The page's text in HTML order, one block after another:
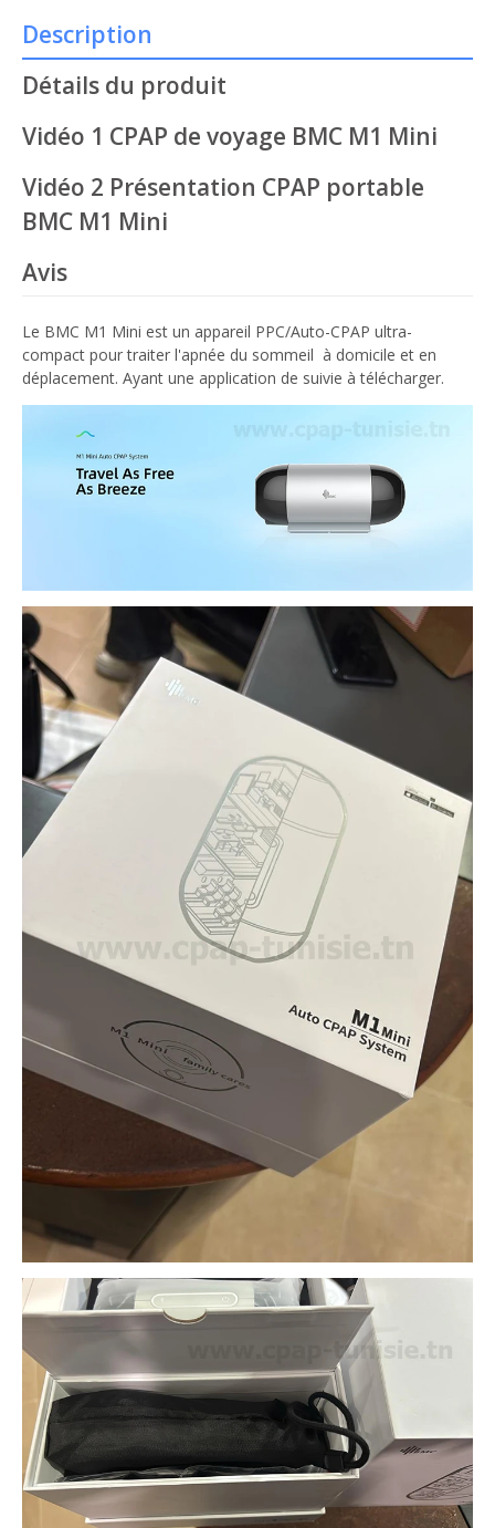
Description
Détails du produit
Vidéo 1 CPAP de voyage BMC M1 Mini
Vidéo 2 Présentation CPAP portable
BMC M1 Mini
Avis
Le BMC M1 Mini est un appareil PPC/Auto-CPAP ultra-
compact pour traiter l'apnée du sommeil à domicile et en
déplacement. Ayant une application de suivie à télécharger.